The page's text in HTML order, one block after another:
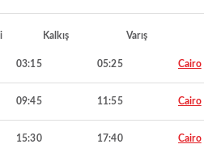
Kalkış Varış
03:15 05:25 Cairo
09:45 11:55 Cairo
15:30 17:40 Cairo